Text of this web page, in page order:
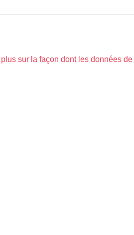
sur la façon dont les données de